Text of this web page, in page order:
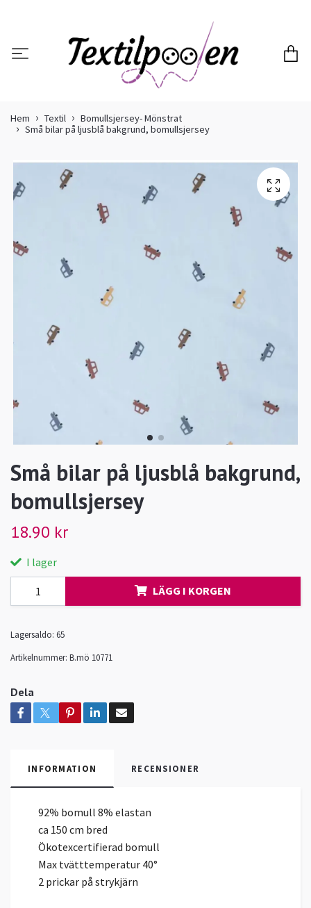
Hem Textil
Bomullsjersey- Mönstrat
Små bilar på ljusblå bakgrund, bomullsjersey
Små bilar på ljusblå bakgrund,
bomullsjersey
18.90 kr
I lager
LÄGG I KORGEN
Lagersaldo: 65
Artikelnummer: B.mö 10771
Dela
INFORMATION RECENSIONER
92% bomull 8% elastan
ca 150 cm bred
Ökotexcertifierad bomull
Max tvätttemperatur 40°
2 prickar på strykjärn